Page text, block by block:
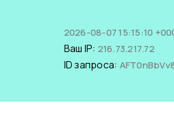
2026-08-07 15:15:10
Ваш IP: 216.73.217.72
ID запроса: